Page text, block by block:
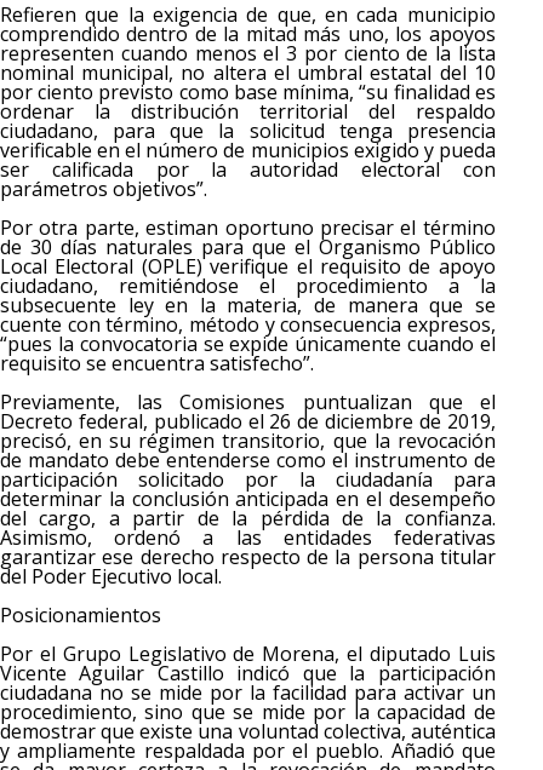
Refieren que la exigencia de que, en cada municipio
comprendido dentro de la mitad más uno, los apoyos
representen cuando menos el 3 por ciento de la lista
nominal municipal, no altera el umbral estatal del 10
por ciento previsto como base mínima, “su finalidad es
ordenar la distribución territorial del respaldo
ciudadano, para que la solicitud tenga presencia
verificable en el número de municipios exigido y pueda
ser calificada por la autoridad electoral con
parámetros objetivos”.
Por otra parte, estiman oportuno precisar el término
de 30 días naturales para que el Organismo Público
Local Electoral (OPLE) verifique el requisito de apoyo
ciudadano, remitiéndose el procedimiento a la
subsecuente ley en la materia, de manera que se
cuente con término, método y consecuencia expresos,
“pues la convocatoria se expide únicamente cuando el
requisito se encuentra satisfecho”.
Previamente, las Comisiones puntualizan que el
Decreto federal, publicado el 26 de diciembre de 2019,
precisó, en su régimen transitorio, que la revocación
de mandato debe entenderse como el instrumento de
participación solicitado por la ciudadanía para
determinar la conclusión anticipada en el desempeño
del cargo, a partir de la pérdida de la confianza.
Asimismo, ordenó a las entidades federativas
garantizar ese derecho respecto de la persona titular
del Poder Ejecutivo local.
Posicionamientos
Por el Grupo Legislativo de Morena, el diputado Luis
Vicente Aguilar Castillo indicó que la participación
ciudadana no se mide por la facilidad para activar un
procedimiento, sino que se mide por la capacidad de
demostrar que existe una voluntad colectiva, auténtica
y ampliamente respaldada por el pueblo. Añadió que